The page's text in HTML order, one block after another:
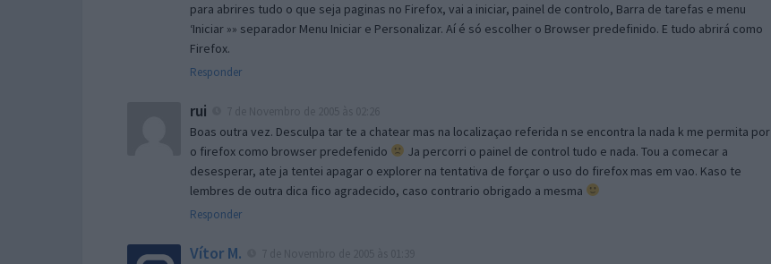
para abrires tudo o que seja paginas no Firefox, vai a iniciar, painel de controlo, Barra de tarefas e menu
‘Iniciar »» separador Menu Iniciar e Personalizar. Aí é só escolher o Browser predefinido. E tudo abrirá como
Firefox.
Responder
rui
Boas outra vez. Desculpa tar te a chatear mas na localizaçao referida n se encontra la nada k me permita por
o firefox como browser predefenido
Ja percorri o painel de control tudo e nada. Tou a comecar a
desesperar, ate ja tentei apagar o explorer na tentativa de forçar o uso do firefox mas em vao. Kaso te
lembres de outra dica fico agradecido, caso contrario obrigado a mesma
Responder
Vítor M.